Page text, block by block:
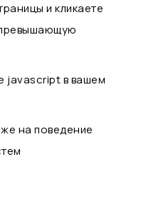
и кликаете
javascript в вашем
на поведение